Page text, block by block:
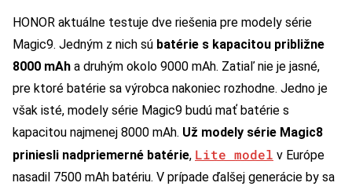
HONOR aktuálne testuje dve riešenia pre modely série
Magic9. Jedným z nich sú batérie s kapacitou približne
8000 mAh a druhým okolo 9000 mAh. Zatiaľ nie je jasné,
pre ktoré batérie sa výrobca nakoniec rozhodne. Jedno je
však isté, modely série Magic9 budú mať batérie s
kapacitou najmenej 8000 mAh. Už modely série Magic8
priniesli nadpriemerné batérie, Lite model v Európe
nasadil 7500 mAh batériu. V prípade ďalšej generácie by sa